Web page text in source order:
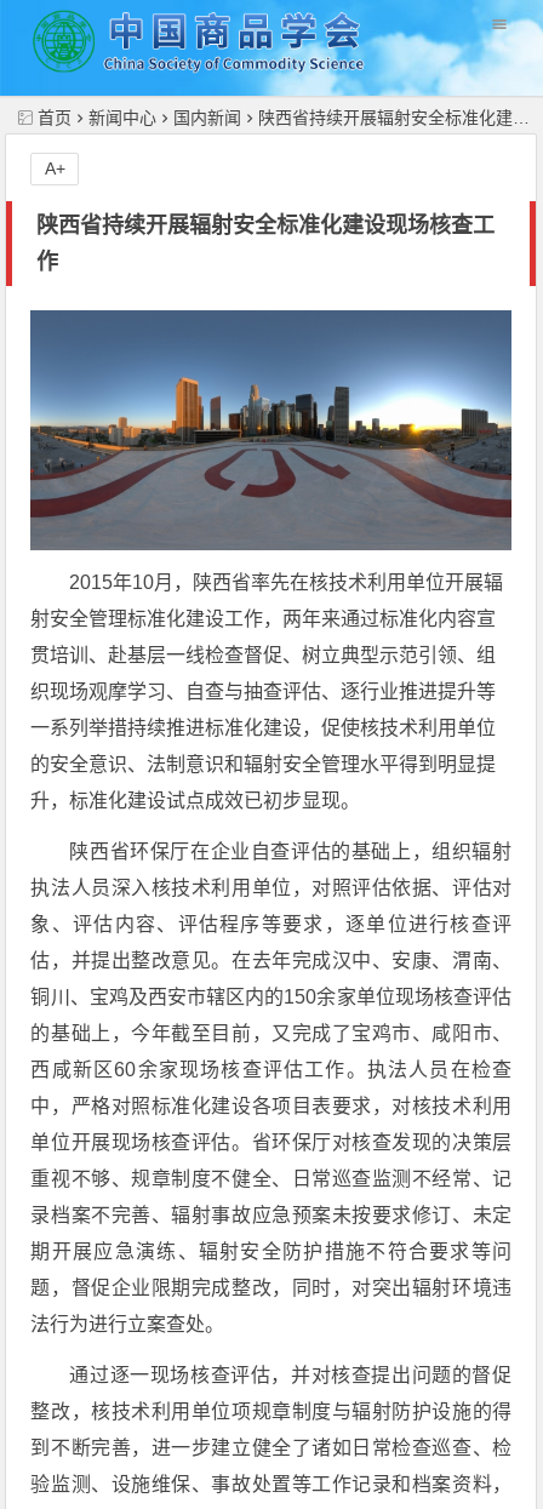
首页 新闻中心 国内新闻 陕西省持续开展辐射安全标准化建设现场核查工作
陕西省持续开展辐射安全标准化建设现场核查工
作
A+
2015年10月，陕西省率先在核技术利用单位开展辐
射安全管理标准化建设工作，两年来通过标准化内容宣
贯培训、赴基层一线检查督促、树立典型示范引领、组
织现场观摩学习、自查与抽查评估、逐行业推进提升等
一系列举措持续推进标准化建设，促使核技术利用单位
的安全意识、法制意识和辐射安全管理水平得到明显提
升，标准化建设试点成效已初步显现。
陕西省环保厅在企业自查评估的基础上，组织辐射
执法人员深入核技术利用单位，对照评估依据、评估对
象、评估内容、评估程序等要求，逐单位进行核查评
估，并提出整改意见。在去年完成汉中、安康、渭南、
铜川、宝鸡及西安市辖区内的150余家单位现场核查评估
的基础上，今年截至目前，又完成了宝鸡市、咸阳市、
西咸新区60余家现场核查评估工作。执法人员在检查
中，严格对照标准化建设各项目表要求，对核技术利用
单位开展现场核查评估。省环保厅对核查发现的决策层
重视不够、规章制度不健全、日常巡查监测不经常、记
录档案不完善、辐射事故应急预案未按要求修订、未定
期开展应急演练、辐射安全防护措施不符合要求等问
题，督促企业限期完成整改，同时，对突出辐射环境违
法行为进行立案查处。
通过逐一现场核查评估，并对核查提出问题的督促
整改，核技术利用单位项规章制度与辐射防护设施的得
到不断完善，进一步建立健全了诸如日常检查巡查、检
验监测、设施维保、事故处置等工作记录和档案资料，